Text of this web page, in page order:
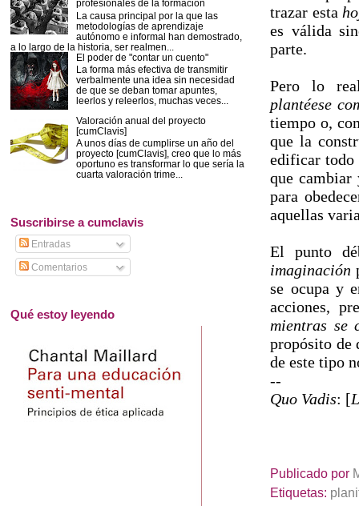
trazar esta
es válida
parte.
Pero lo
plantéese
tiempo o,
que la
edificar todo
que cambiar
para
aquellas
El punto
imaginación
se ocupa y
acciones,
mientras se
propósito de
de este tipo
--
Quo Vadis: [
Publicado por
Etiquetas:
profesionales de la formación
La causa principal por la que las
metodologías de aprendizaje
autónomo e informal han demostrado,
a lo largo de la historia, ser realmen...
El poder de "contar un cuento"
La forma más efectiva de transmitir
verbalmente una idea sin necesidad
de que se deban tomar apuntes,
leerlos y releerlos, muchas veces...
Valoración anual del proyecto
[cumClavis]
A unos días de cumplirse un año del
proyecto [cumClavis], creo que lo más
oportuno es transformar lo que sería la
cuarta valoración trime...
Suscribirse a cumclavis
Entradas
Comentarios
Qué estoy leyendo